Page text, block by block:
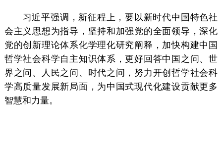
习近平强调，新征程上，要以新时代中国特色社
会主义思想为指导，坚持和加强党的全面领导，深化
党的创新理论体系化学理化研究阐释，加快构建中国
哲学社会科学自主知识体系，更好回答中国之问、世
界之问、人民之问、时代之问，努力开创哲学社会科
学高质量发展新局面，为中国式现代化建设贡献更多
智慧和力量。